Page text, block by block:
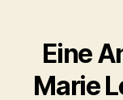
Eine
Marie